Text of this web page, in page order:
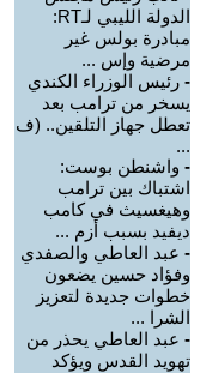
الدولة الليبي لـRT:
مبادرة بولس غير
مرضية وإس ...
- رئيس الوزراء الكندي
يسخر من ترامب بعد
تعطل جهاز التلقين.. (ف
...
- واشنطن بوست:
اشتباك بين ترامب
وهيغسيث في كامب
ديفيد بسبب أزم ...
- عبد العاطي والصفدي
وفؤاد حسين يضعون
خطوات جديدة لتعزيز
الشرا ...
- عبد العاطي يحذر من
تهويد القدس ويؤكد